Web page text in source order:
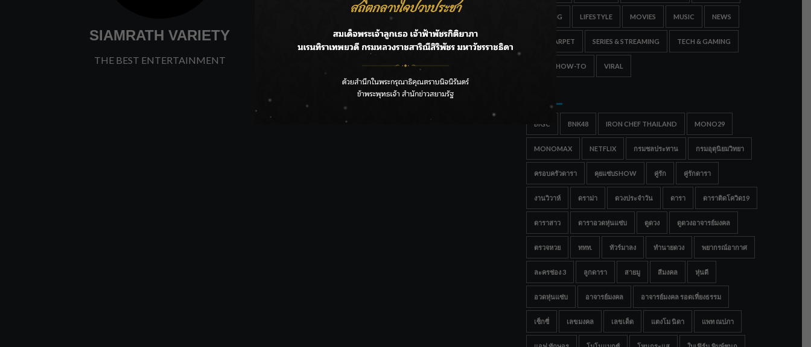
SIAMRATH VARIETY
THE BEST ENTERTAINMENT
ราชเลขานุการในพระองค์ฯ ติดตามโครงการหุบกะพง–ห้วย
ทรายใต้ เสริมความมั่นคงน้ำเพชรบุรี
ตรอง “G.O.A.T”
กรมชลฯ เกาะติดฝนทั่วประเทศ เตรียมเครื่องจักรรับมือน้ำ
GAMING LIFESTYLE MOVIES MUSIC NEWS
RED CARPET SERIES & STREAMING TECH & GAMING
TIPS & HOW-TO VIRAL
BIGC BNK48 IRON CHEF THAILAND MONO29
MONOMAX NETFLIX กรมชลประทาน กรมอุตุนิยมวิทยา
ครอบครัวดารา คุยแซ่บSHOW คู่รัก คู่รักดารา
งานวิวาห์ ดราม่า ดวงประจำวัน ดารา ดาราติดโควิด19
ดาราสาว ดาราอวดหุ่นแซ่บ ดูดวง ดูดวงอาจารย์มงคล
ตรวจหวย ททท. ทัวร์มาลง ทำนายดวง พยากรณ์อากาศ
ละครช่อง 3 ลูกดารา สายมู สีมงคล หุ่นดี
อวดหุ่นแซ่บ อาจารย์มงคล อาจารย์มงคล รอดเที่ยงธรรม
เซ็กซี่ เลขมงคล เลขเด็ด แตงโม นิดา แพท ณปภา